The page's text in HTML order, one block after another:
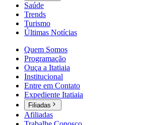
Saúde
Trends
Turismo
Últimas Notícias
Quem Somos
Programação
Ouça a Itatiaia
Institucional
Entre em Contato
Expediente Itatiaia
Filiadas
Afiliadas